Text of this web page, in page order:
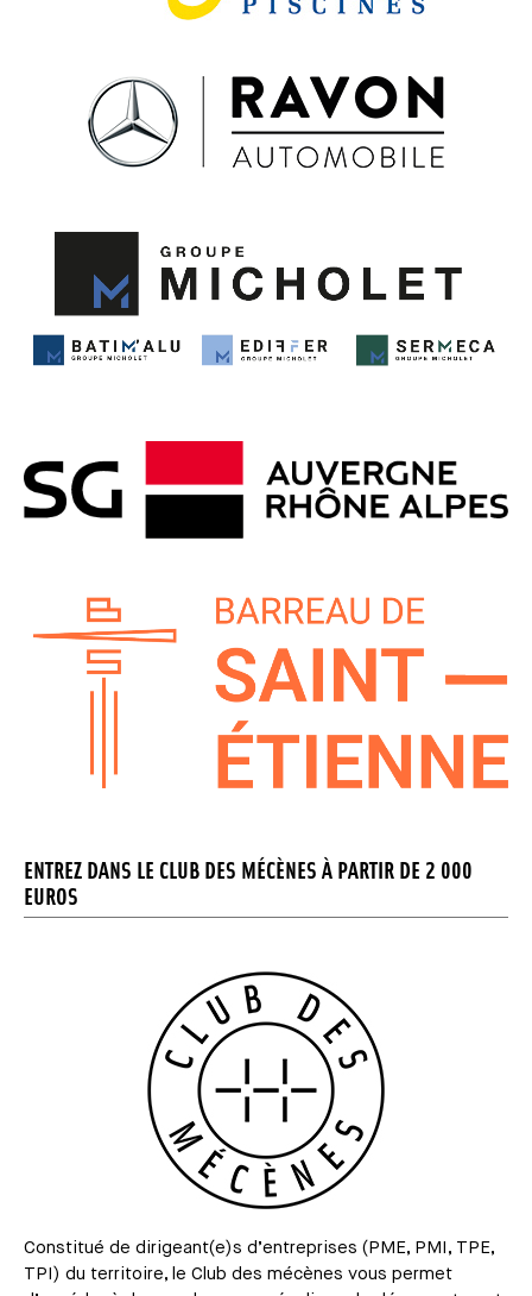
ENTREZ DANS LE CLUB DES MÉCÈNES À PARTIR DE 2 000
EUROS
Constitué de dirigeant(e)s d’entreprises (PME, PMI, TPE,
TPI) du territoire, le Club des mécènes vous permet